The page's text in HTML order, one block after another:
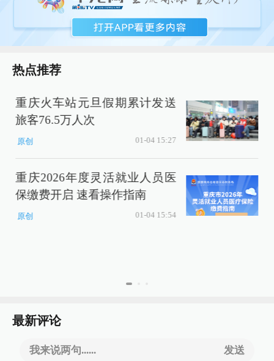
热点推荐
重庆火车站元旦假期累计发送
旅客76.5万人次
原创 01-04 15:27
重庆2026年度灵活就业人员医
保缴费开启 速看操作指南
原创 01-04 15:54
最新评论
我来说两句...... 发送